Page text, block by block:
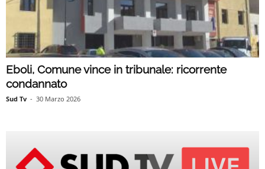
Eboli, Comune vince in tribunale: ricorrente
condannato
Sud Tv - 30 Marzo 2026